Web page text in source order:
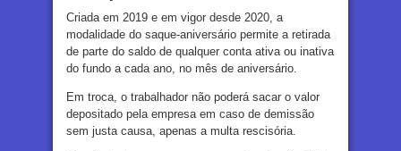
Criada em 2019 e em vigor desde 2020, a
modalidade do saque-aniversário permite a retirada
de parte do saldo de qualquer conta ativa ou inativa
do fundo a cada ano, no mês de aniversário.
Em troca, o trabalhador não poderá sacar o valor
depositado pela empresa em caso de demissão
sem justa causa, apenas a multa rescisória.